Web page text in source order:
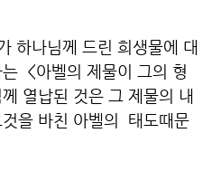
하나님께 드린 희생물에 대
<아벨의 제물이 그의 형
열납된 것은 그 제물의 내
을 바친 아벨의 태도때문